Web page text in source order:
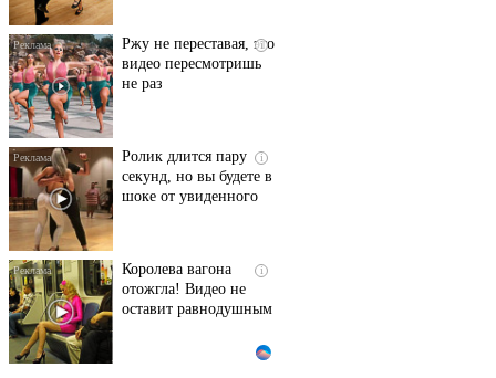
i
Ржу не переставая, это
видео пересмотришь
не раз
i
Ролик длится пару
секунд, но вы будете в
шоке от увиденного
i
Королева вагона
отожгла! Видео не
оставит равнодушным